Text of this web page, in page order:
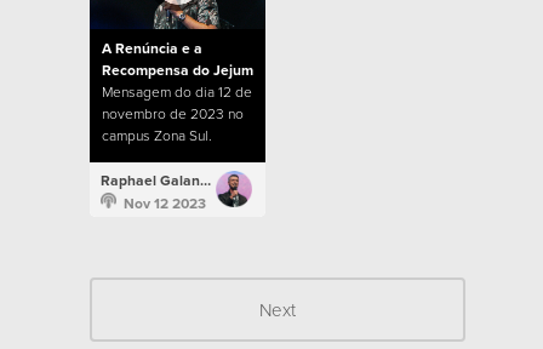
A Renúncia e a
Recompensa do Jejum
Mensagem do dia 12 de
novembro de 2023 no
campus Zona Sul.
Raphael Galante
Nov 12 2023
Next